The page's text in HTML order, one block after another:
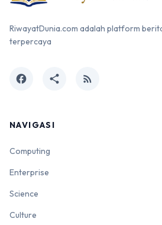
RiwayatDunia.com adalah platform
terpercaya
facebook share rss_feed
NAVIGASI
Computing
Enterprise
Science
Culture